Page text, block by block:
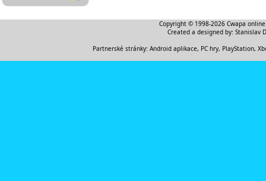
Copyright © 1998-2026 Cwapa
Created a designed by: Stanislav
Partnerské stránky: Android aplikace, PC hry, PlayStation,